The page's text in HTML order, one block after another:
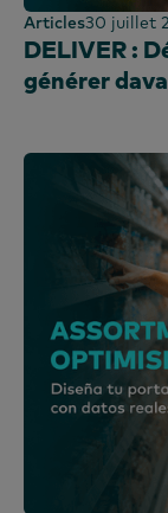
Philippines
Portugal
Afrique du
Espagne
Sri Lanka
Taïwan
Thaïlande
Ouganda
Royaume-
Émirats
Royaume-Uni
Articles30 juillet
DELIVER :
générer